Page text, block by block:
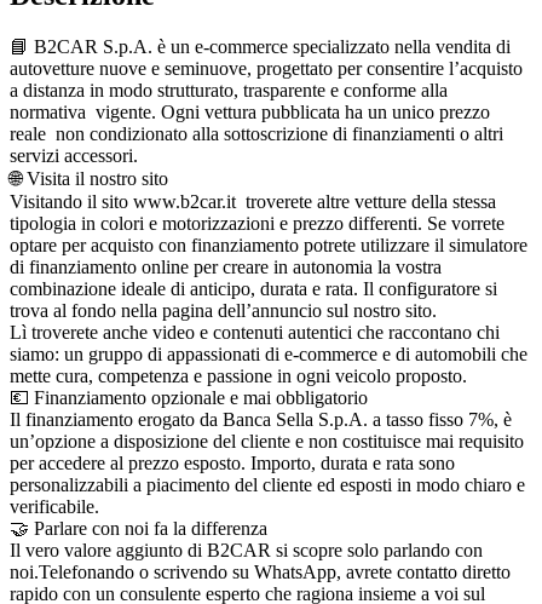
📘 B2CAR S.p.A. è un e-commerce specializzato nella vendita di
autovetture nuove e seminuove, progettato per consentire l’acquisto
a distanza in modo strutturato, trasparente e conforme alla
normativa vigente. Ogni vettura pubblicata ha un unico prezzo
reale non condizionato alla sottoscrizione di finanziamenti o altri
servizi accessori.
🌐 Visita il nostro sito
Visitando il sito www.b2car.it troverete altre vetture della stessa
tipologia in colori e motorizzazioni e prezzo differenti. Se vorrete
optare per acquisto con finanziamento potrete utilizzare il simulatore
di finanziamento online per creare in autonomia la vostra
combinazione ideale di anticipo, durata e rata. Il configuratore si
trova al fondo nella pagina dell’annuncio sul nostro sito.
Lì troverete anche video e contenuti autentici che raccontano chi
siamo: un gruppo di appassionati di e-commerce e di automobili che
mette cura, competenza e passione in ogni veicolo proposto.
💶 Finanziamento opzionale e mai obbligatorio
Il finanziamento erogato da Banca Sella S.p.A. a tasso fisso 7%, è
un’opzione a disposizione del cliente e non costituisce mai requisito
per accedere al prezzo esposto. Importo, durata e rata sono
personalizzabili a piacimento del cliente ed esposti in modo chiaro e
verificabile.
🤝 Parlare con noi fa la differenza
Il vero valore aggiunto di B2CAR si scopre solo parlando con
noi.Telefonando o scrivendo su WhatsApp, avrete contatto diretto
rapido con un consulente esperto che ragiona insieme a voi sul